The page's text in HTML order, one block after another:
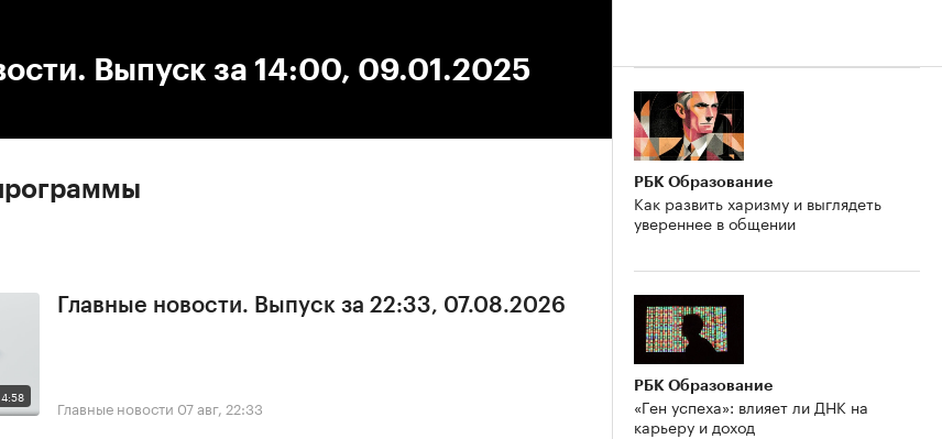
Выпуск за 14:00, 09.01.2025
4:58
Главные новости. Выпуск за 22:33, 07.08.2026
Главные новости 07 авг, 22:33
РБК Образование
Как развить харизму и выглядеть
увереннее в общении
РБК Образование
«Ген успеха»: влияет ли ДНК на
карьеру и доход